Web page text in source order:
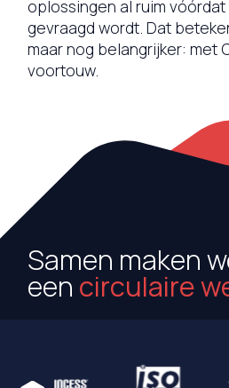
oplossingen al ruim
gevraagd wordt. Dat
maar nog belangrijker: met
voortouw.
Samen maken
een circulaire